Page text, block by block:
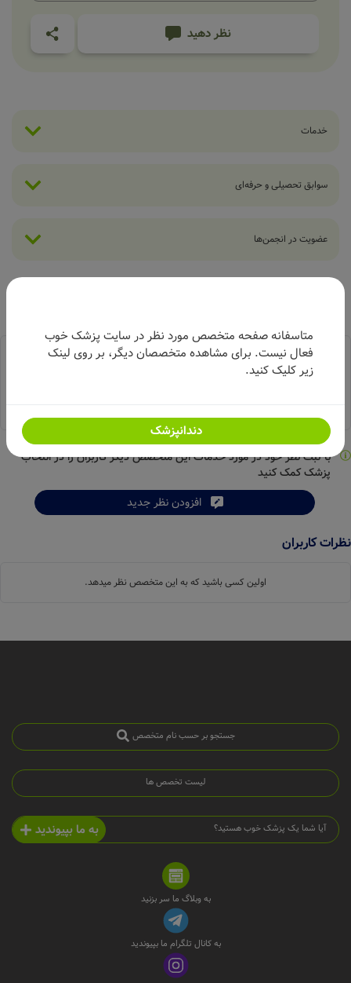
نظر دهید
خدمات
سوابق تحصیلی و حرفه‌ای
عضویت در انجمن‌ها
امتیاز از بین2نظر
با ثبت نظر خود در مورد خدمات این متخصص دیگر کاربران را در انتخاب
پزشک کمک کنید
افزودن نظر جدید
نظرات کاربران
اولین کسی باشید که به این متخصص نظر میدهد.
جستجو بر حسب نام متخصص
لیست تخصص ها
آیا شما یک پزشک خوب هستید؟ به ما بپیوندید
به وبلاگ ما سر بزنید
به کانال تلگرام ما بپیوندید
متاسفانه صفحه متخصص مورد نظر در سایت پزشک خوب
فعال نیست. برای مشاهده متخصصان دیگر، بر روی لینک
زیر کلیک کنید.
دندانپزشک